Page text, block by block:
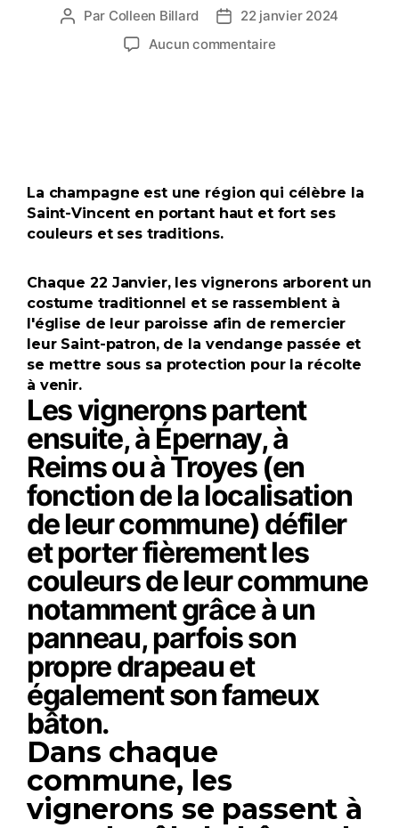
Par Colleen Billard
22 janvier 2024
Aucun commentaire
La champagne est une région qui célèbre la
Saint-Vincent en portant haut et fort ses
couleurs et ses traditions.
Chaque 22 Janvier, les vigneronsarborent un
costume traditionnel et se rassemblent à
l'église de leur paroisse afin de remercier
leur Saint-patron, de la vendange passée et
se mettre sous sa protection pour la récolte
à venir.
Les vignerons partent
ensuite, à Épernay, à
Reims ou à Troyes (en
fonction de la localisation
de leur commune) défiler
et porter fièrement les
couleurs de leur commune
notamment grâce à un
panneau, parfois son
propre drapeau et
également son fameux
bâton.
Dans chaque
commune, les
vignerons se passent à